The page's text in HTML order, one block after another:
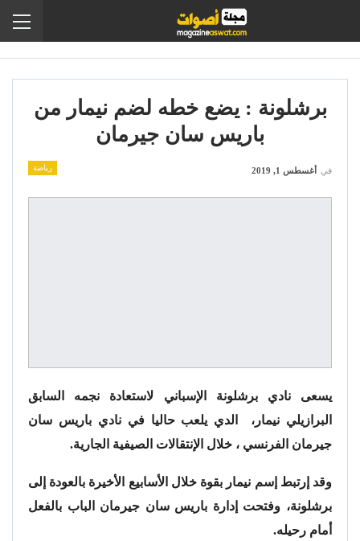
برشلونة : يضع خطه لضم نيمار من
باريس سان جيرمان
رياضة في أغسطس 1, 2019
يسعى نادي برشلونة الإسباني لاستعادة نجمه السابق
البرازيلي نيمار، الدي يلعب حاليا في نادي باريس سان
جيرمان الفرنسي ، خلال الإنتقالات الصيفية الجارية.
وقد إرتبط إسم نيمار بقوة خلال الأسابيع الأخيرة بالعودة إلى
برشلونة، وفتحت إدارة باريس سان جيرمان الباب بالفعل
أمام رحيله.